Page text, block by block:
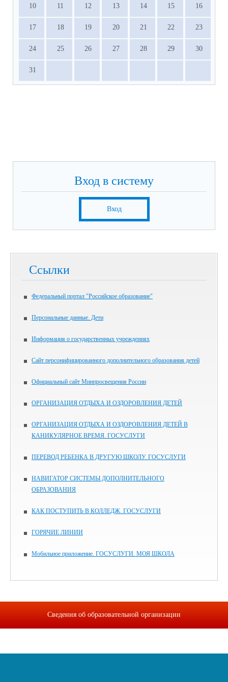
10 11 12 13 14 15 16
17 18 19 20 21 22 23
24 25 26 27 28 29 30
31
Вход в систему
Вход
Ссылки
Федеральный портал "Российское образование"
Персональные данные. Дети
Информация о государственных учреждениях
Сайт персонифицированного дополнительного образования детей
Официальный сайт Минпросвещения России
ОРГАНИЗАЦИЯ ОТДЫХА И ОЗДОРОВЛЕНИЯ ДЕТЕЙ
ОРГАНИЗАЦИЯ ОТДЫХА И ОЗДОРОВЛЕНИЯ ДЕТЕЙ В
КАНИКУЛЯРНОЕ ВРЕМЯ. ГОСУСЛУГИ
ПЕРЕВОД РЕБЕНКА В ДРУГУЮ ШКОЛУ. ГОСУСЛУГИ
НАВИГАТОР СИСТЕМЫ ДОПОЛНИТЕЛЬНОГО
ОБРАЗОВАНИЯ
КАК ПОСТУПИТЬ В КОЛЛЕДЖ. ГОСУСЛУГИ
ГОРЯЧИЕ ЛИНИИ
Мобильное приложение. ГОСУСЛУГИ. МОЯ ШКОЛА
Сведения об образовательной организации